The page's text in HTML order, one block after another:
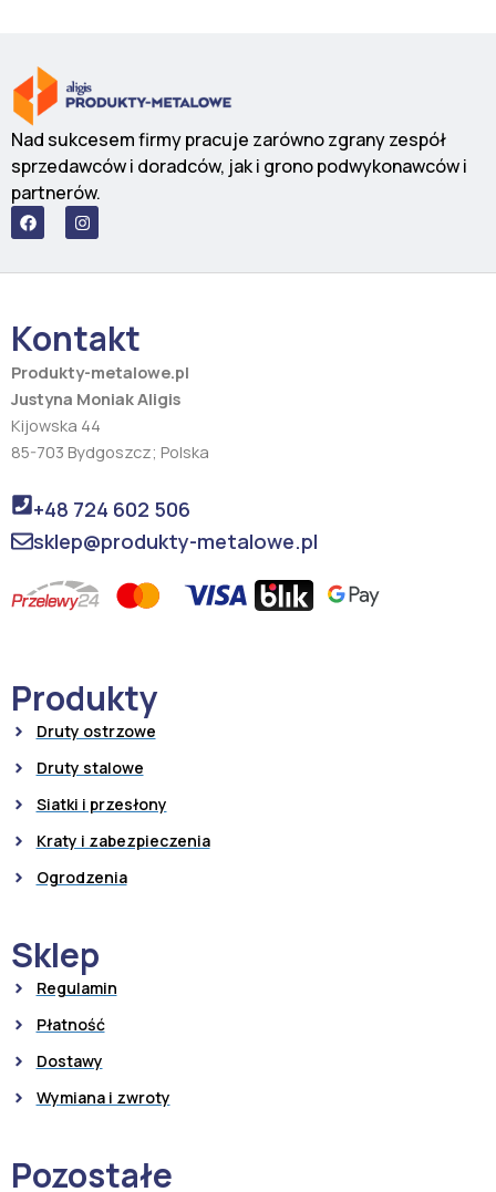
Nad sukcesem firmy pracuje zarówno zgrany zespół
sprzedawców i doradców, jak i grono podwykonawców i
partnerów.
F
a
c
b
k
I
n
s
a
a
m
Kontakt
Produkty-metalowe.pl
Justyna Moniak Aligis
Kijowska 44
85-703 Bydgoszcz; Polska
+48 724 602 506
sklep@produkty-metalowe.pl
Produkty
Druty ostrzowe
Druty stalowe
Siatki i przesłony
Kraty i zabezpieczenia
Ogrodzenia
Sklep
Regulamin
Płatność
Dostawy
Wymiana i zwroty
Pozostałe